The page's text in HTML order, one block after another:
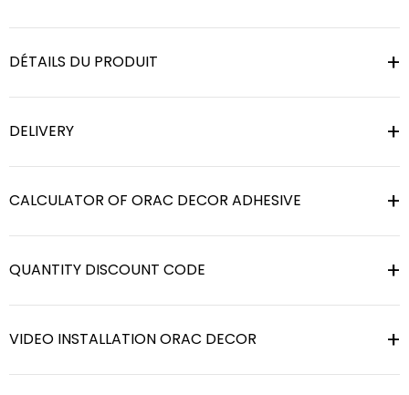
DÉTAILS DU PRODUIT
DELIVERY
CALCULATOR OF ORAC DECOR ADHESIVE
QUANTITY DISCOUNT CODE
VIDEO INSTALLATION ORAC DECOR